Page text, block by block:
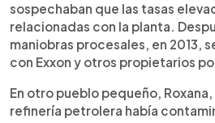
sospechaban que las tasas
relacionadas con la planta.
maniobras procesales, en 2013,
con Exxon y otros propietarios
En otro pueblo pequeño,
refinería petrolera había